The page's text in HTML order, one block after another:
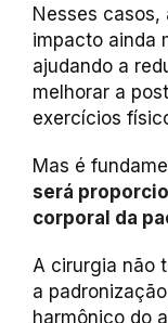
Nesses casos,
impacto ainda
ajudando a
melhorar a
exercícios
Mas é
será
corporal da
A cirurgia não
a
harmônico do